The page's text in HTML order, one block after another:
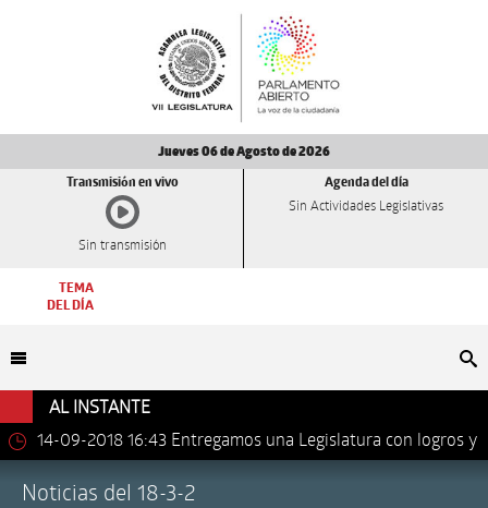
Jueves 06 de Agosto de 2026
Transmisión en vivo
Sin transmisión
Agenda del día
Sin Actividades Legislativas
TEMA
DEL DÍA
AL INSTANTE
14-09-2018 16:43 Entregamos una Legislatura con logros y
Noticias del 18-3-2